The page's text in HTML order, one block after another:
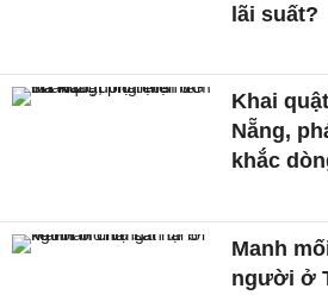
lãi suất?
Khai
Nẵng,
khắc
Manh
người ở